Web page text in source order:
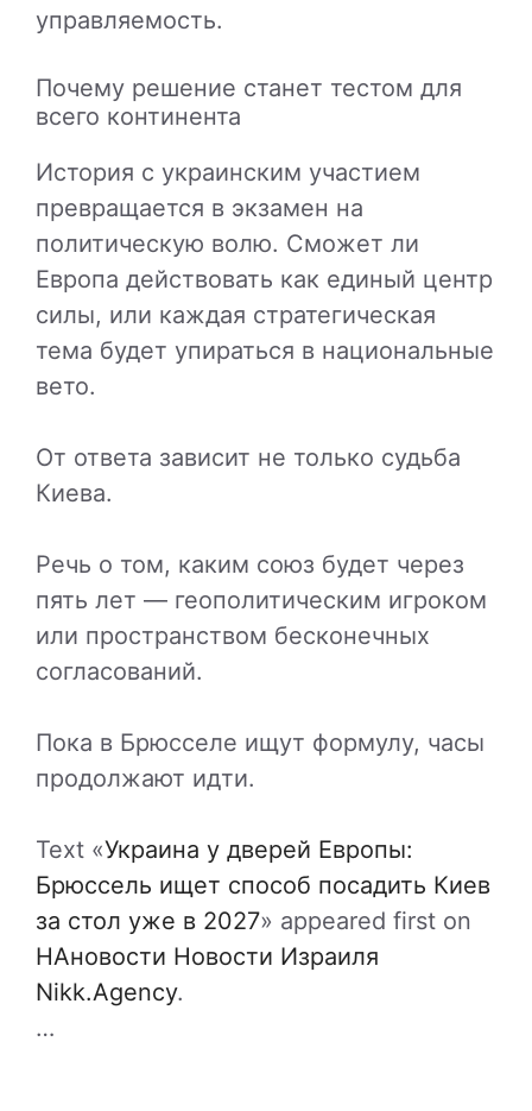
управляемость.
Почему решение станет тестом для
всего континента
История с украинским участием
превращается в экзамен на
политическую волю. Сможет ли
Европа действовать как единый центр
силы, или каждая стратегическая
тема будет упираться в национальные
вето.
От ответа зависит не только судьба
Киева.
Речь о том, каким союз будет через
пять лет — геополитическим игроком
или пространством бесконечных
согласований.
Пока в Брюсселе ищут формулу, часы
продолжают идти.
Text «Украина у дверей Европы:
Брюссель ищет способ посадить Киев
за стол уже в 2027» appeared first on
НАновости Новости Израиля
Nikk.Agency.
…